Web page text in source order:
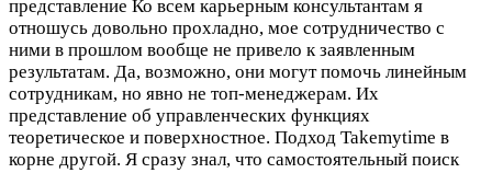
представление Ко всем карьерным консультантам я
отношусь довольно прохладно, мое сотрудничество с
ними в прошлом вообще не привело к заявленным
результатам. Да, возможно, они могут помочь линейным
сотрудникам, но явно не топ-менеджерам. Их
представление об управленческих функциях
теоретическое и поверхностное. Подход Takemytime в
корне другой. Я сразу знал, что самостоятельный поиск